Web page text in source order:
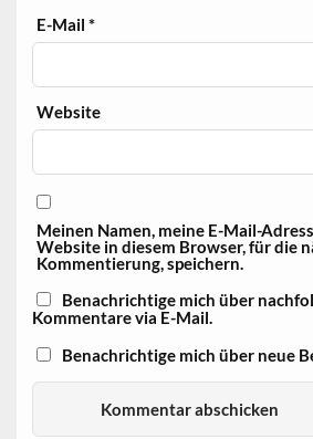
E-Mail*
Website
Meinen Namen, meine E-Mail-
Website in diesem Browser, für die
Kommentierung, speichern.
Benachrichtige mich über
Kommentare via E-Mail.
Benachrichtige mich über neue